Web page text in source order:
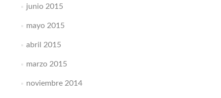
junio 2015
mayo 2015
abril 2015
marzo 2015
noviembre 2014